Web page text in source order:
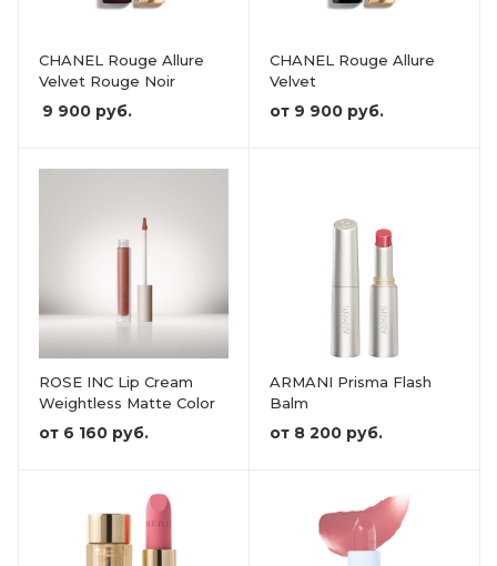
CHANEL Rouge Allure
Velvet Rouge Noir
9 900 руб.
CHANEL Rouge Allure
Velvet
от 9 900 руб.
ROSE INC Lip Cream
Weightless Matte Color
от 6 160 руб.
ARMANI Prisma Flash
Balm
от 8 200 руб.